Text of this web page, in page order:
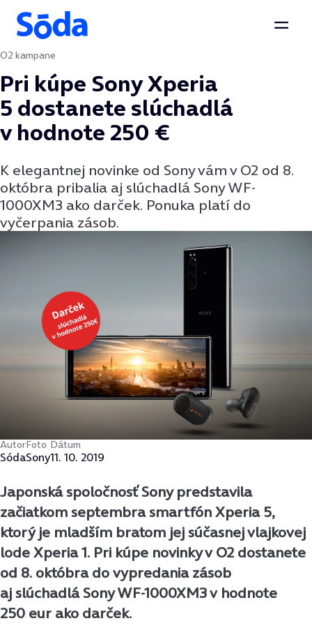
Preskočiť na obsah
O2 kampane
Pri kúpe Sony Xperia
5 dostanete slúchadlá
v hodnote 250 €
K elegantnej novinke od Sony vám v O2 od 8.
októbra pribalia aj slúchadlá Sony WF-
1000XM3 ako darček. Ponuka platí do
vyčerpania zásob.
Autor
Sóda
Foto
Sony
Dátum
11. 10. 2019
Japonská spoločnosť Sony predstavila
začiatkom septembra smartfón Xperia 5,
ktorý je mladším bratom jej súčasnej vlajkovej
lode Xperia 1. Pri kúpe novinky v O2 dostanete
od 8. októbra do vypredania zásob
aj slúchadlá Sony WF-1000XM3 v hodnote
250 eur ako darček.